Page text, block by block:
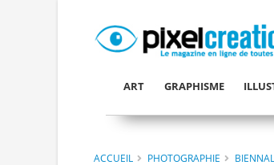
ART GRAPHISME
ACCUEIL PHOTOGRAPHIE